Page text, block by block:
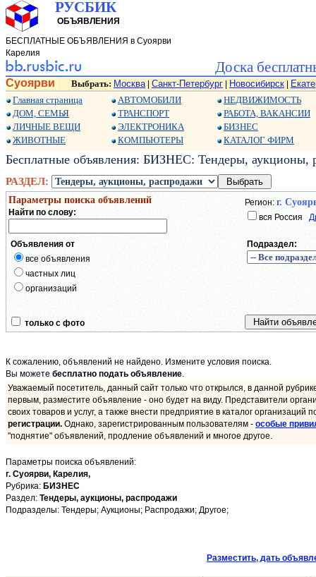
РУСБИК
ОБЪЯВЛЕНИЯ
БЕСПЛАТНЫЕ ОБЪЯВЛЕНИЯ в Суоярви
Карелия
Доска
Суоярви Выбрать: Москва| Санкт-Петербург Новосибирск
Главная страница
ДОМ, СЕМЬЯ
ЛИЧНЫЕ ВЕЩИ
ЖИВОТНЫЕ
АВТОМОБИЛИ
ТРАНСПОРТ
ЭЛЕКТРОНИКА
КОМПЬЮТЕРЫ
НЕДВИЖИМОСТЬ
РАБОТА, ВАКАНСИИ
БИЗНЕС
КАТАЛОГ ФИРМ
Бесплатные объявления: БИЗНЕС: Тендеры, аукционы,
РАЗДЕЛ:
Параметры поиска объявлений
Найти по слову:
Регион: г.
вся Россия
Объявления от
все объявления
частных лиц
организаций
Подраздел:
только с фото
К сожалению, объявлений не найдено. Измените условия поиска.
Вы можете бесплатно подать объявление.
Уважаемый посетитель, данный сайт только что открылся, в данной
первым, разместите объявление - оно будет на виду. Представители
своих товаров и услуг, а также внести предприятие в каталог организаций
регистрации. Однако, зарегистрированным пользователям - особые
"поднятие" объявлений, продление объявлений и многое другое.
Параметры поиска объявлений:
г. Суоярви, Карелия,
Рубрика: БИЗНЕС
Раздел: Тендеры, аукционы, распродажи
Подразделы: Тендеры; Аукционы; Распродажи; Другое;
Разместить, дать